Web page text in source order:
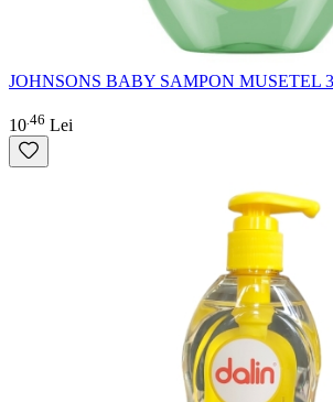
JOHNSONS BABY SAMPON MUSETEL
10 46 Lei